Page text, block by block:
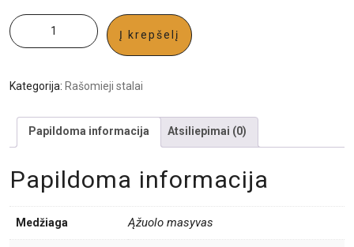
Į krepšelį
Kategorija: Rašomieji stalai
Papildoma informacija Atsiliepimai (0)
Papildoma informacija
Medžiaga Ąžuolo masyvas